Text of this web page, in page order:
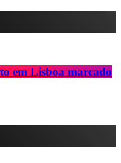
em Lisboa marcado